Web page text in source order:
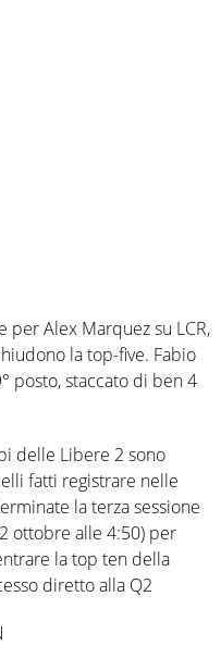
per Alex Marquez su LCR,
la top-five. Fabio
posto, staccato di ben 4
delle Libere 2 sono
fatti registrare nelle
la terza sessione
ottobre alle 4:50) per
la top ten della
diretto alla Q2